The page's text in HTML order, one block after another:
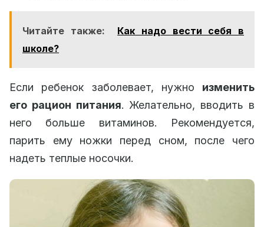
Читайте также:
Как надо вести себя в
школе?
Если ребенок заболевает, нужно изменить
его рацион питания. Желательно, вводить в
него больше витаминов. Рекомендуется,
парить ему ножки перед сном, после чего
надеть теплые носочки.